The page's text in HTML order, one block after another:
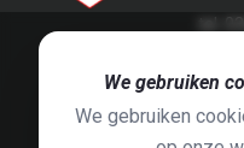
We gebruiken
We gebruiken